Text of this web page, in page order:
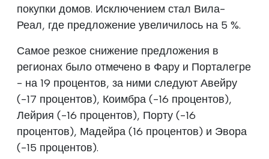
покупки домов. Исключением стал Вила-
Реал, где предложение увеличилось на 5 %.
Самое резкое снижение предложения в
регионах было отмечено в Фару и Порталегре
- на 19 процентов, за ними следуют Авейру
(-17 процентов), Коимбра (-16 процентов),
Лейрия (-16 процентов), Порту (-16
процентов), Мадейра (16 процентов) и Эвора
(-15 процентов).